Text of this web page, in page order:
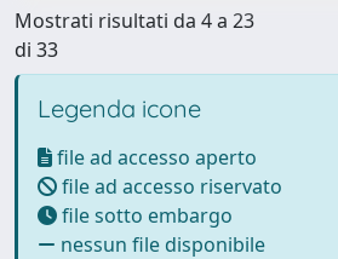
Mostrati risultati da 4 a 23
di 33
Legenda icone
file ad accesso aperto
file ad accesso riservato
file sotto embargo
nessun file disponibile